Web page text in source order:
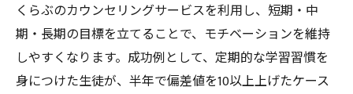
くらぶのカウンセリングサービスを利用し、短期・中
期・長期の目標を立てることで、モチベーションを維持
しやすくなります。成功例として、定期的な学習習慣を
身につけた生徒が、半年で偏差値を10以上上げたケース